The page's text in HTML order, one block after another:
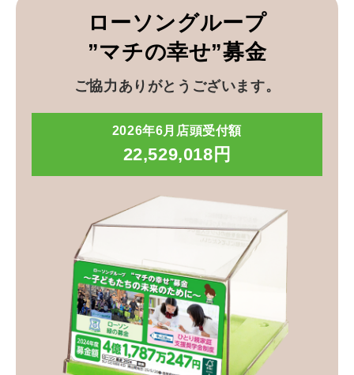
ローソングループ
”マチの幸せ”募金
ご協力ありがとうございます。
2026年6月店頭受付額
22,529,018円